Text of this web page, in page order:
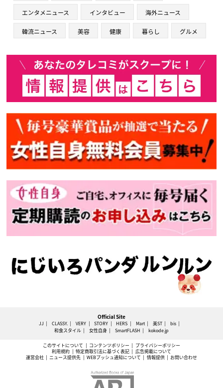
エンタメニュース インタビュー 海外ニュース
韓流ニュース 美容 健康 暮らし グルメ
Official Site
JJ CLASSY. VERY STORY HERS Mart 美ST
bis
和食スタイル
女性自身 SmartFLASH kokode.jp
このサイトについて コンテンツポリシー
プライバシーポリシー
利用規約
特定商取引法に基づく表記
広告掲載について
運営会社
ニュース提供先 WEBプッシュ通知について 情報提供 お問い合わせ